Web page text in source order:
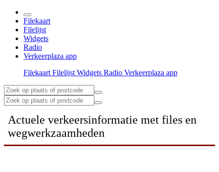
Filekaart
Filelijst
Widgets
Radio
Verkeerplaza app
Filekaart Filelijst Widgets Radio Verkeerplaza app
Actuele verkeersinformatie met files en
wegwerkzaamheden